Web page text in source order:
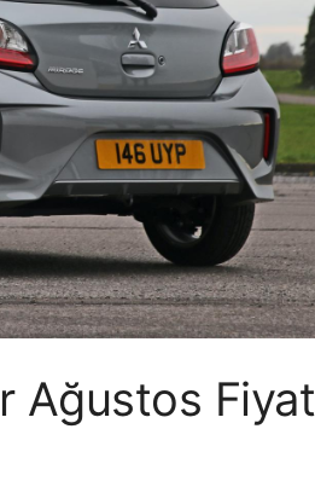
Ağustos Fiyat